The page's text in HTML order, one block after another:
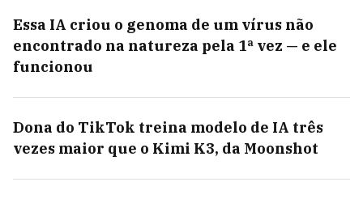
Essa IA criou o genoma de um vírus não
encontrado na natureza pela 1ª vez — e ele
funcionou
Dona do TikTok treina modelo de IA três
vezes maior que o Kimi K3, da Moonshot